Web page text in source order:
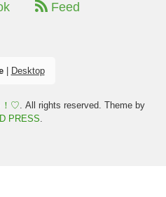
Feed
| Desktop
！♡. All rights reserved. Theme by
PRESS.